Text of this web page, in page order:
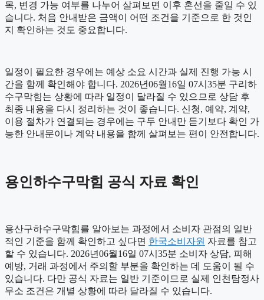
목, 변경 가능 여부를 나누어 살펴보면 이후 혼선을 줄일 수 있
습니다. 처음 안내받은 금액이 어떤 조건을 기준으로 한 것인
지 확인하는 것도 중요합니다.
일정이 필요한 경우에는 예상 소요 시간과 실제 진행 가능 시
간을 함께 확인해야 합니다. 2026년06월16일 07시35분 구리하
수구막힘는 상황에 따라 일정이 달라질 수 있으므로 상담 후
최종 내용을 다시 정리하는 것이 좋습니다. 신청, 예약, 계약,
이용 절차가 연결되는 경우에는 구두 안내만 듣기보다 확인 가
능한 안내문이나 계약 내용을 함께 살펴보는 편이 안전합니다.
용인하수구막힘 공식 자료 확인
용산구하수구막힘를 알아보는 과정에서 소비자 관점의 일반
적인 기준을 함께 확인하고 싶다면 한국소비자원 자료를 참고
할 수 있습니다. 2026년06월16일 07시35분 소비자 상담, 피해
예방, 거래 과정에서 주의할 부분을 확인하는 데 도움이 될 수
있습니다. 다만 공식 자료는 일반 기준이므로 실제 인천탐정사
무소 조건은 개별 상황에 따라 달라질 수 있습니다.